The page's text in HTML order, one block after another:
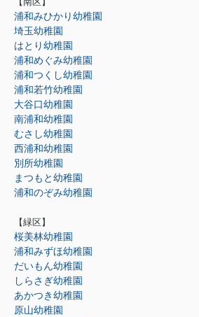
浦和みひかり幼稚園
埼玉幼稚園
はとり幼稚園
浦和めぐみ幼稚園
浦和つくし幼稚園
浦和若竹幼稚園
大谷口幼稚園
南浦和幼稚園
むさし幼稚園
西浦和幼稚園
別所幼稚園
まつもと幼稚園
浦和のぞみ幼稚園
【緑区】
桜美林幼稚園
浦和みずほ幼稚園
だいもん幼稚園
しらさぎ幼稚園
あかつき幼稚園
原山幼稚園